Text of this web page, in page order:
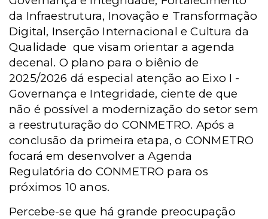
da Infraestrutura, Inovação e Transformação
Digital, Inserção Internacional e Cultura da
Qualidade que visam orientar a agenda
decenal. O plano para o biênio de
2025/2026 dá especial atenção ao Eixo I -
Governança e Integridade, ciente de que
não é possível a modernização do setor sem
a reestruturação do CONMETRO. Após a
conclusão da primeira etapa, o CONMETRO
focará em desenvolver a Agenda
Regulatória do CONMETRO para os
próximos 10 anos.
Percebe-se que há grande preocupação